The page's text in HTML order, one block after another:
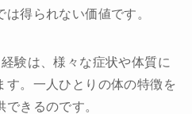
得られない価値です。
験は、様々な症状や体質に
す。一人ひとりの体の特徴を
きるのです。